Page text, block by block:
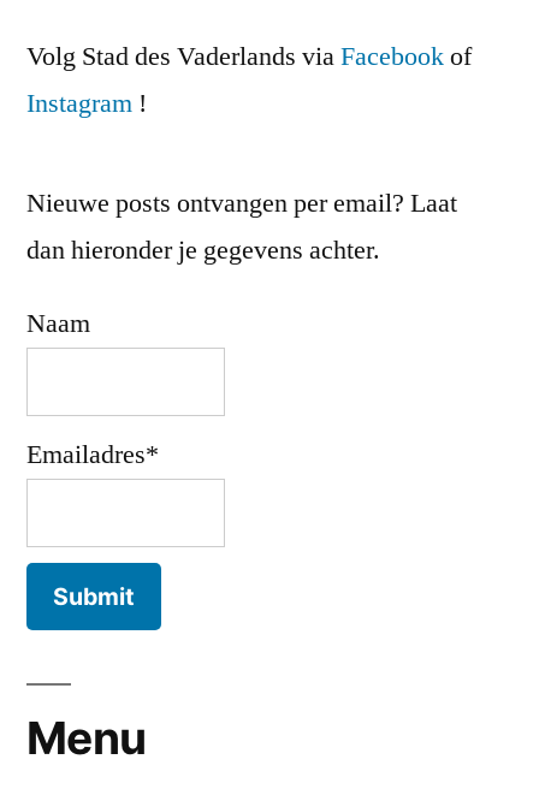
Volg Stad des Vaderlands viaFacebookof
Instagram !
Nieuwe posts ontvangen per email? Laat
dan hieronder je gegevens achter.
Naam
Emailadres*
Menu